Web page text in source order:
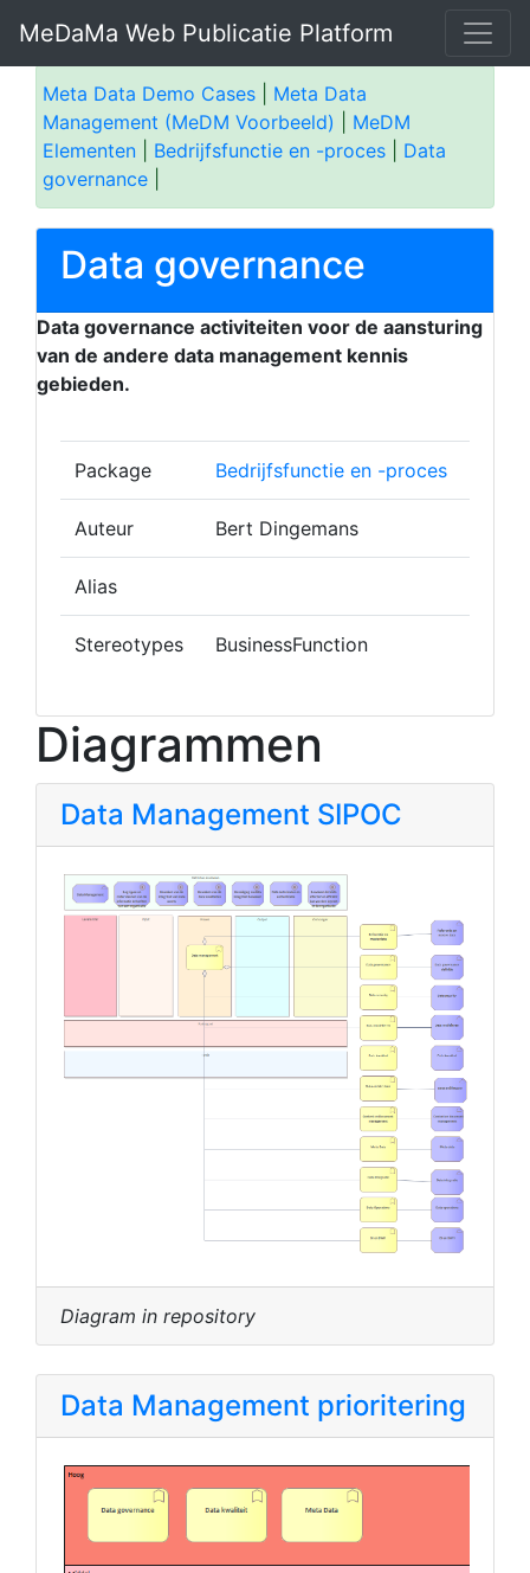
MeDaMa Web Publicatie Platform
Meta Data Demo Cases
Meta Data
Management (MeDM Voorbeeld)
MeDM
Elementen
Bedrijfsfunctie en -proces
Data
governance
Data governance
Data governance activiteiten voor de aansturing
van de andere data management kennis
gebieden.
Package Bedrijfsfunctie en -proces
Auteur Bert Dingemans
Alias
Stereotypes BusinessFunction
Diagrammen
Data Management SIPOC
Diagram in repository
Data Management prioritering